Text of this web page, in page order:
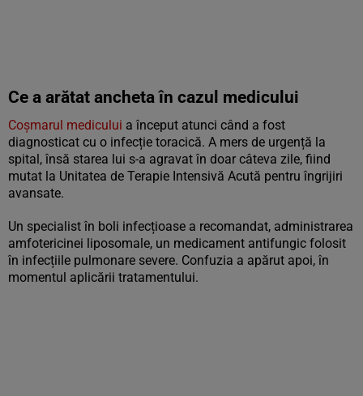
Ce a arătat ancheta în cazul medicului
Coșmarul medicului a început atunci când a fost
diagnosticat cu o infecție toracică. A mers de urgență la
spital, însă starea lui s-a agravat în doar câteva zile, fiind
mutat la Unitatea de Terapie Intensivă Acută pentru îngrijiri
avansate.
Un specialist în boli infecțioase a recomandat, administrarea
amfotericinei liposomale, un medicament antifungic folosit
în infecțiile pulmonare severe. Confuzia a apărut apoi, în
momentul aplicării tratamentului.